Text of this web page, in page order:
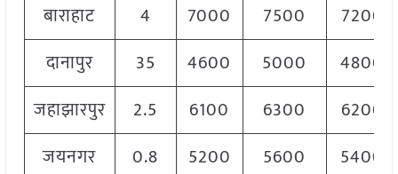
बाराहाट 4 7000 7500
7200
दानापुर
35 4600 5000
4800
जहाझारपुर
2.5 6100 6300
6200
जयनगर
0.8 5200 5600
5400